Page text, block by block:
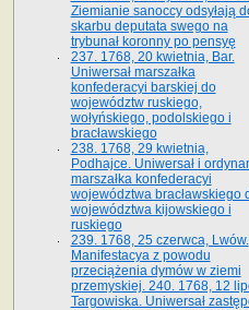
Ziemianie sanoccy odsyłają
skarbu deputata swego na
trybunał koronny po pensyę
237. 1768, 20 kwietnia, Bar.
Uniwersał marszałka
konfederacyi barskiej do
województw ruskiego,
wołyńskiego, podolskiego i
bracławskiego
238. 1768, 29 kwietnia,
Podhajce. Uniwersał i
marszałka konfederacyi
województwa bracławskiego
wo­jewództwa kijowskiego i
ruskiego
239. 1768, 25 czerwca, Lwów.
Manifestacya z powodu
przeciążenia dymów w ziemi
przemyskiej. 240. 1768, 12
Targowiska. Uniwersał